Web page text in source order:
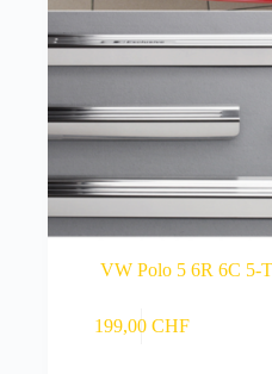
VW Polo 5 6R 6C 5-
199,00 CHF